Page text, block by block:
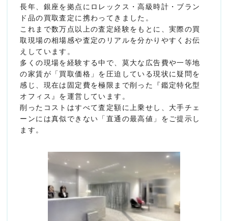
長年、銀座を拠点にロレックス・高級時計・ブラン
ド品の買取査定に携わってきました。
これまで数万点以上の査定経験をもとに、実際の買
取現場の相場感や査定のリアルを分かりやすくお伝
えしています。
多くの現場を経験する中で、莫大な広告費や一等地
の家賃が「買取価格」を圧迫している現状に疑問を
感じ、現在は固定費を極限まで削った『鑑定特化型
オフィス』を運営しています。
削ったコストはすべて査定額に上乗せし、大手チェ
ーンには真似できない「直通の最高値」をご提示し
ます。